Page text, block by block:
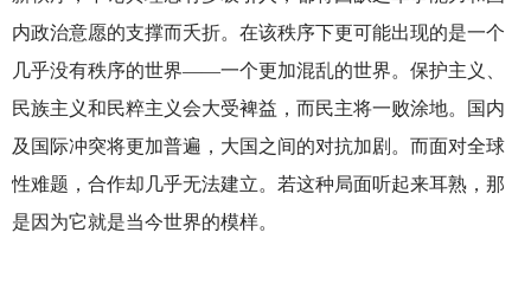
内政治意愿的支撑而夭折。在该秩序下更可能出现的是一个
几乎没有秩序的世界——一个更加混乱的世界。保护主义、
民族主义和民粹主义会大受裨益，而民主将一败涂地。国内
及国际冲突将更加普遍，大国之间的对抗加剧。而面对全球
性难题，合作却几乎无法建立。若这种局面听起来耳熟，那
是因为它就是当今世界的模样。